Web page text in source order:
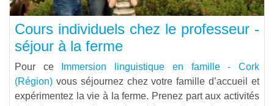
Cours individuels chez le professeur -
séjour à la ferme
Pour ce
Immersion linguistique en famille - Cork
(Région) vous séjournez chez votre famille d’accueil et
expérimentez la vie à la ferme. Prenez part aux activités